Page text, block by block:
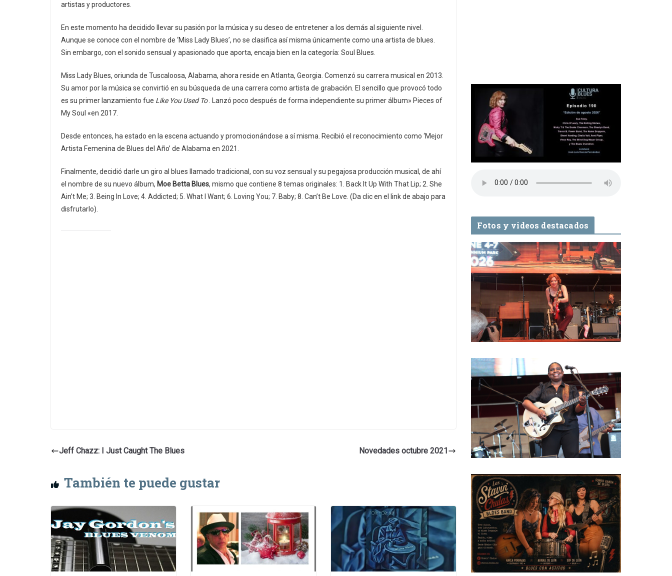
artistas y productores.
En este momento ha decidido llevar su pasión por la música y su deseo de entretener a los demás al siguiente nivel.
Aunque se conoce con el nombre de ‘Miss Lady Blues’, no se clasifica así misma únicamente como una artista de blues.
Sin embargo, con el sonido sensual y apasionado que aporta, encaja bien en la categoría: Soul Blues.
Miss Lady Blues, oriunda de Tuscaloosa, Alabama, ahora reside en Atlanta, Georgia. Comenzó su carrera musical en 2013.
Su amor por la música se convirtió en su búsqueda de una carrera como artista de grabación. El sencillo que provocó todo
es su primer lanzamiento fue Like You Used To. Lanzó poco después de forma independiente su primer álbum» Pieces of
My Soul «en 2017.
Desde entonces, ha estado en la escena actuando y promocionándose a sí misma. Recibió el reconocimiento como ‘Mejor
Artista Femenina de Blues del Año’ de Alabama en 2021.
Finalmente, decidió darle un giro al blues llamado tradicional, con su voz sensual y su pegajosa producción musical, de ahí
el nombre de su nuevo álbum, Moe Betta Blues, mismo que contiene 8 temas originales: 1. Back It Up With That Lip; 2. She
Ain’t Me; 3. Being In Love; 4. Addicted; 5. What I Want; 6. Loving You; 7. Baby; 8. Can’t Be Love. (Da clic en el link de abajo para
disfrutarlo).
Jeff Chazz: I Just Caught The Blues Novedades octubre 2021
También te puede gustar
Fotos y videos destacados